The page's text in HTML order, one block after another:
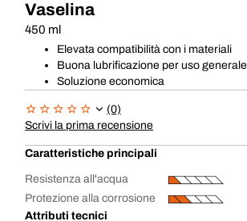
Vaselina
450 ml
Elevata compatibilità con i materiali
Buona lubrificazione per uso generale
Soluzione economica
(0)
Scrivi la prima recensione
Caratteristiche principali
Resistenza all'acqua
Protezione alla corrosione
Attributi tecnici